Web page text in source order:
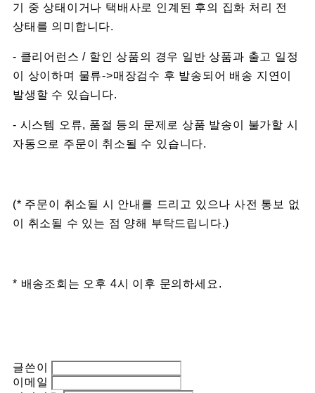
기 중 상태이거나 택배사로 인계된 후의 집화 처리 전
상태를 의미합니다.
- 클리어런스 / 할인 상품의 경우 일반 상품과 출고 일정
이 상이하며 물류->매장검수 후 발송되어 배송 지연이
발생할 수 있습니다.
- 시스템 오류, 품절 등의 문제로 상품 발송이 불가할 시
자동으로 주문이 취소될 수 있습니다.
(* 주문이 취소될 시 안내를 드리고 있으나 사전 통보 없
이 취소될 수 있는 점 양해 부탁드립니다.)
* 배송조회는 오후 4시 이후 문의하세요.
글쓴이
이메일